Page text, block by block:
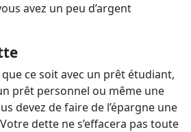
avez un peu d’argent
ce soit avec un prêt étudiant,
prêt personnel ou même une
devez de faire de l’épargne une
dette ne s’effacera pas toute